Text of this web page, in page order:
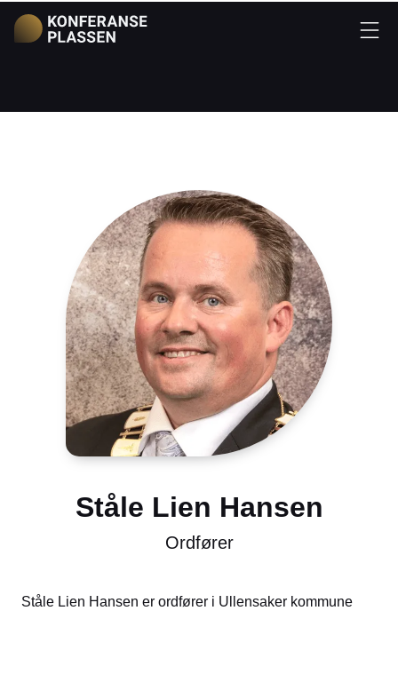
Ståle Lien Hansen
Ordfører
Ståle Lien Hansen er ordfører i Ullensaker kommune